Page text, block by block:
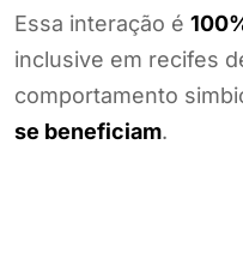
Essa interação é
inclusive em recifes
comportamento
se beneficiam.